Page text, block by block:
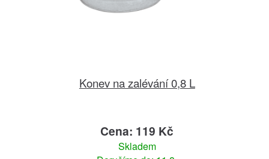
Konev na zalévání 0,8 L
Cena: 119 Kč
Skladem